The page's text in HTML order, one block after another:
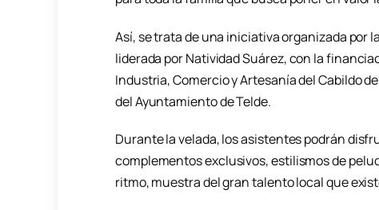
Así, se trata de una iniciativa organizada por
liderada por Natividad Suárez, con la
Industria, Comercio y Artesanía del Cabildo
del Ayuntamiento de Telde.
Durante la velada, los asistentes podrán
complementos exclusivos, estilismos de
ritmo, muestra del gran talento local que